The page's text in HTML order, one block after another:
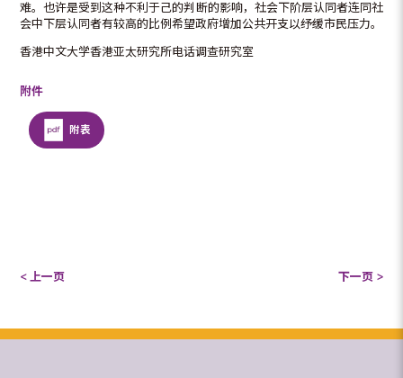
难。也许是受到这种不利于己的判断的影响，社会下阶层认同者连同社
会中下层认同者有较高的比例希望政府增加公共开支以纾缓市民压力。
香港中文大学香港亚太研究所电话调查研究室
附件
附表
< 上一页 下一页 >